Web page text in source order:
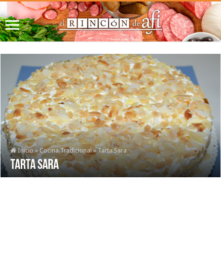
Inicio » Cocina Tradicional » Tarta Sara
Tarta Sara